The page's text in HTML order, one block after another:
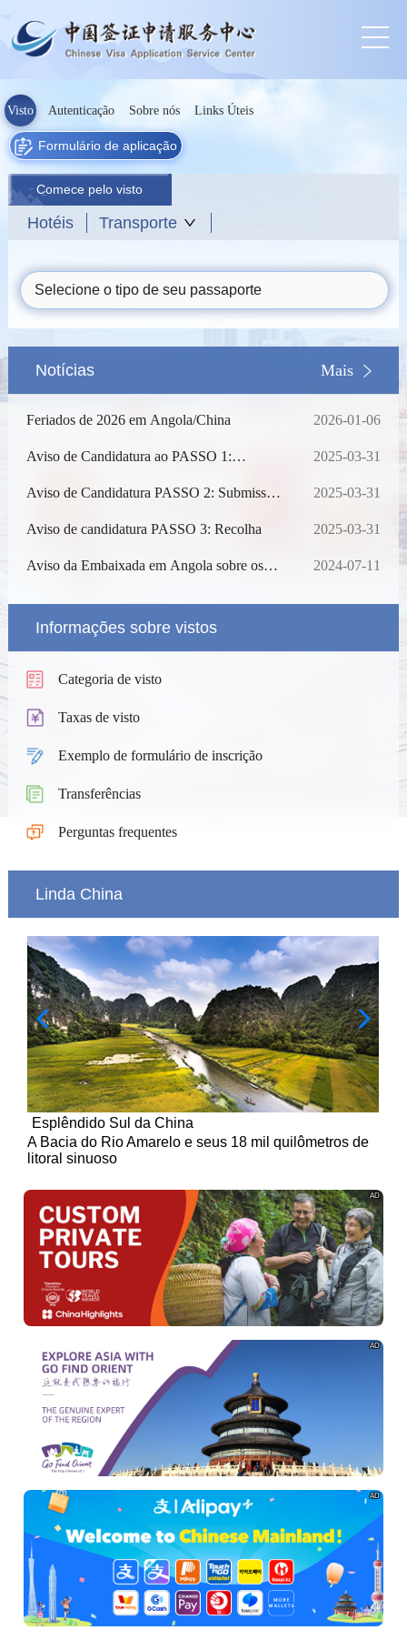
Visto Autenticação Sobre nós Links Úteis
Formulário de aplicação
Comece pelo visto
Hotéis Transporte
Selecione o tipo de seu passaporte
Notícias Mais
Feriados de 2026 em Angola/China 2026-01-06
Aviso de Candidatura ao PASSO 1:
2025-03-31
Aviso de Candidatura PASSO 2: Submissão
2025-03-31
Aviso de candidatura PASSO 3: Recolha 2025-03-31
Aviso da Embaixada em Angola sobre os
a China (atualizado em 14 de março)
2024-07-11
Informações sobre vistos
Categoria de visto
Taxas de visto
Exemplo de formulário de inscrição
Transferências
Perguntas frequentes
Linda China
Esplêndido Sul da China
A Bacia do Rio Amarelo e seus 18 mil quilômetros de
litoral sinuoso
AD
AD
AD